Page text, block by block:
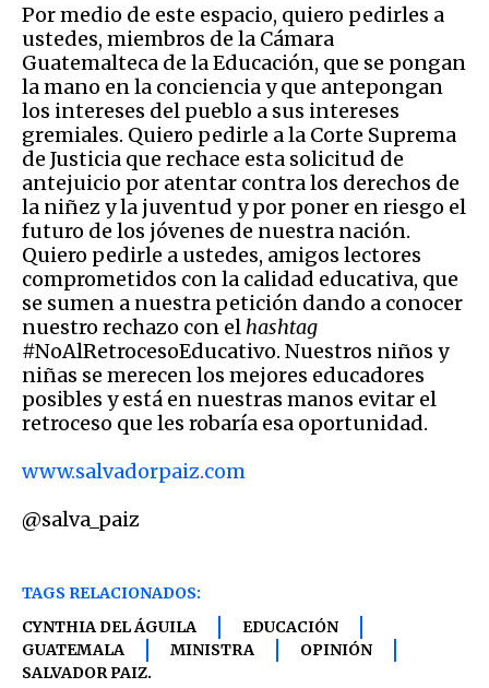
Por medio de este espacio, quiero pedirles a
ustedes, miembros de la Cámara
Guatemalteca de la Educación, que se pongan
la mano en la conciencia y que antepongan
los intereses del pueblo a sus intereses
gremiales. Quiero pedirle a la Corte Suprema
de Justicia que rechace esta solicitud de
antejuicio por atentar contra los derechos de
la niñez y la juventud y por poner en riesgo el
futuro de los jóvenes de nuestra nación.
Quiero pedirle a ustedes, amigos lectores
comprometidos con la calidad educativa, que
se sumen a nuestra petición dando a conocer
nuestro rechazo con el hashtag
#NoAlRetrocesoEducativo. Nuestros niños y
niñas se merecen los mejores educadores
posibles y está en nuestras manos evitar el
retroceso que les robaría esa oportunidad.
www.salvadorpaiz.com
@salva_paiz
TAGS RELACIONADOS:
CYNTHIA DEL ÁGUILA
EDUCACIÓN
GUATEMALA
MINISTRA
OPINIÓN
SALVADOR PAIZ.